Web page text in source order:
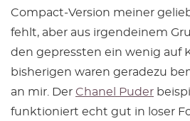
Compact-Version meiner
fehlt, aber aus irgendeinem
den gepressten ein wenig auf
bisherigen waren geradezu
an mir. Der Chanel Puder
funktioniert echt gut in loser